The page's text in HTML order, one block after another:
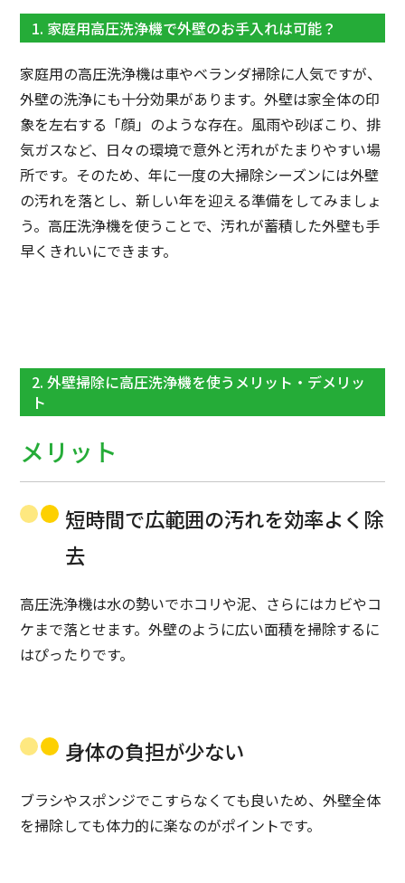
1. 家庭用高圧洗浄機で外壁のお手入れは可能？
家庭用の高圧洗浄機は車やベランダ掃除に人気ですが、
外壁の洗浄にも十分効果があります。外壁は家全体の印
象を左右する「顔」のような存在。風雨や砂ぼこり、排
気ガスなど、日々の環境で意外と汚れがたまりやすい場
所です。そのため、年に一度の大掃除シーズンには外壁
の汚れを落とし、新しい年を迎える準備をしてみましょ
う。高圧洗浄機を使うことで、汚れが蓄積した外壁も手
早くきれいにできます。
2. 外壁掃除に高圧洗浄機を使うメリット・デメリッ
ト
メリット
短時間で広範囲の汚れを効率よく除
去
高圧洗浄機は水の勢いでホコリや泥、さらにはカビやコ
ケまで落とせます。外壁のように広い面積を掃除するに
はぴったりです。
身体の負担が少ない
ブラシやスポンジでこすらなくても良いため、外壁全体
を掃除しても体力的に楽なのがポイントです。